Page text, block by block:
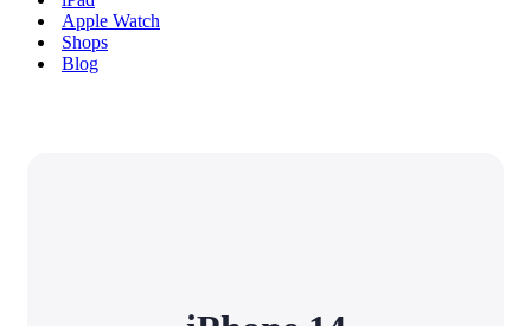
Apple Watch
Shops
Blog